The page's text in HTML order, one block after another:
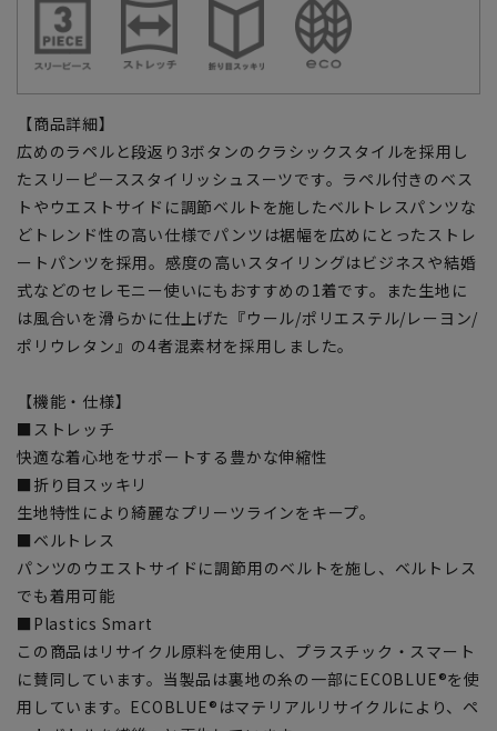
【商品詳細】
広めのラペルと段返り3ボタンのクラシックスタイルを採用し
たスリーピーススタイリッシュスーツです。ラペル付きのベス
トやウエストサイドに調節ベルトを施したベルトレスパンツな
どトレンド性の高い仕様でパンツは裾幅を広めにとったストレ
ートパンツを採用。感度の高いスタイリングはビジネスや結婚
式などのセレモニー使いにもおすすめの1着です。また生地に
は風合いを滑らかに仕上げた『ウール/ポリエステル/レーヨン/
ポリウレタン』の4者混素材を採用しました。
【機能・仕様】
■ストレッチ
快適な着心地をサポートする豊かな伸縮性
■折り目スッキリ
生地特性により綺麗なプリーツラインをキープ。
■ベルトレス
パンツのウエストサイドに調節用のベルトを施し、ベルトレス
でも着用可能
■Plastics Smart
この商品はリサイクル原料を使用し、プラスチック・スマート
に賛同しています。当製品は裏地の糸の一部にECOBLUE®を使
用しています。ECOBLUE®はマテリアルリサイクルにより、ペ